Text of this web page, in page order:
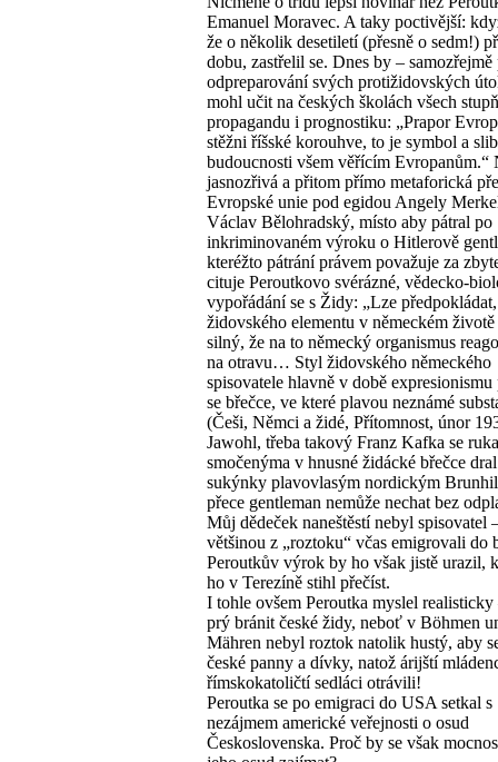
Emanuel Moravec. A taky poctivější:
že o několik desetiletí (přesně o sedm!)
dobu, zastřelil se. Dnes by – samozřejmě
odpreparování svých protižidovských
mohl učit na českých školách všech
propagandu i prognostiku: „Prapor
stěžni říšské korouhve, to je symbol a slib
budoucnosti všem věřícím Evropanům.“
jasnozřivá a přitom přímo metaforická
Evropské unie pod egidou Angely
Václav Bělohradský, místo aby pátral po
inkriminovaném výroku o Hitlerově
kteréžto pátrání právem považuje za
cituje Peroutkovo svérázné, vědecko-
vypořádání se s Židy: „Lze
židovského elementu v německém
silný, že na to německý organismus
na otravu… Styl židovského německého
spisovatele hlavně v době expresionismu
se břečce, ve které plavou neznámé
(Češi, Němci a židé, Přítomnost, únor
Jawohl, třeba takový Franz Kafka se
smočenýma v hnusné židácké břečce
sukýnky plavovlasým nordickým
přece gentleman nemůže nechat bez
Můj dědeček naneštěstí nebyl spisovatel
většinou z „roztoku“ včas emigrovali do
Peroutkův výrok by ho však jistě urazil,
ho v Terezíně stihl přečíst.
I tohle ovšem Peroutka myslel realisticky
prý bránit české židy, neboť v Böhmen
Mähren nebyl roztok natolik hustý, aby
české panny a dívky, natož árijští
římskokatoličtí sedláci otrávili!
Peroutka se po emigraci do USA setkal s
nezájmem americké veřejnosti o osud
Československa. Proč by se však